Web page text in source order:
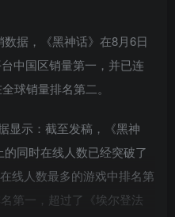
据，《黑神话》在8月6日
中国区销量第一，并已连
球销量排名第二。
显示：截至发稿，《黑神
同时在线人数已经突破了
线人数最多的游戏中排名第
第一，超过了《埃尔登法